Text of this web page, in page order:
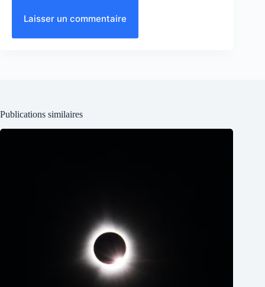
Laisser un commentaire
Publications similaires